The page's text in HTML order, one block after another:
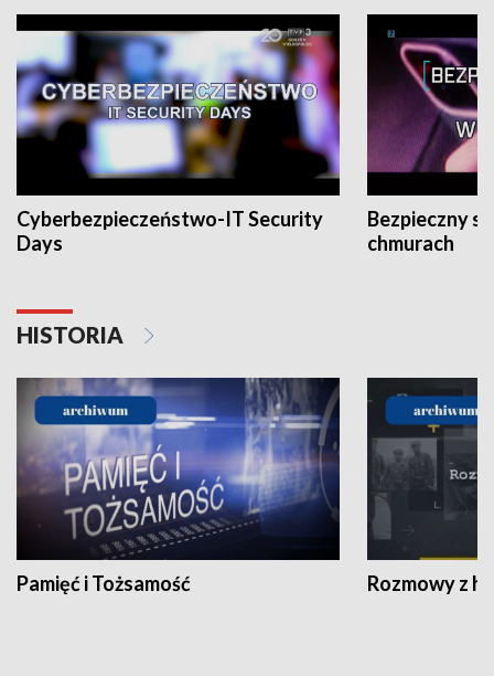
Cyberbezpieczeństwo-IT Security
Days
Bezpieczny
chmurach
HISTORIA
Pamięć i Tożsamość Rozmowy z